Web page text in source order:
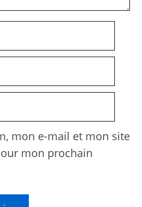
mon e-mail et mon site
mon prochain